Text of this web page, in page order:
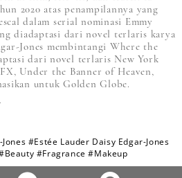
2020 atas penampilannya yang
dalam serial nominasi Emmy
diadaptasi dari novel terlaris karya
Jones membintangi Where the
dari novel terlaris New York
Under the Banner of Heaven,
untuk Golden Globe.
#Estée Lauder Daisy Edgar-Jones
#Fragrance #Makeup